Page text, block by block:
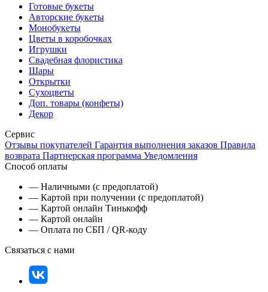
Готовые букеты
Авторские букеты
Монобукеты
Цветы в коробочках
Игрушки
Свадебная флористика
Шары
Открытки
Сухоцветы
Доп. товары (конфеты)
Декор
Сервис
Отзывы покупателей Гарантия выполнения заказов Правила
возврата Партнерская программа Уведомления
Способ оплаты
— Наличными (с предоплатой)
— Картой при получении (с предоплатой)
— Картой онлайн Тинькофф
— Картой онлайн
— Оплата по СБП / QR-коду
Связаться с нами